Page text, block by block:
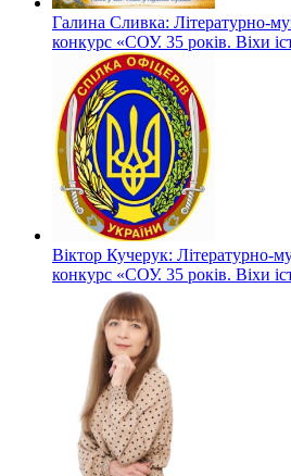
Галина Сливка: Літературно-
конкурс «СОУ. 35 років. Віхи
Віктор Кучерук: Літературно-
конкурс «СОУ. 35 років. Віхи